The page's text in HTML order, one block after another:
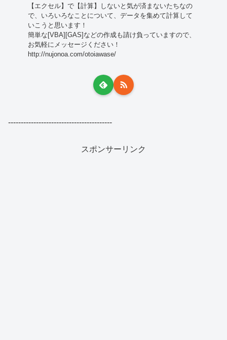
【エクセル】で【計算】しないと気が済まないたちなの
で、いろいろなことについて、データを集めて計算して
いこうと思います！
簡単な[VBA][GAS]などの作成も請け負っていますので、
お気軽にメッセージください！
http://nujonoa.com/otoiawase/
-----------------------------------------
スポンサーリンク